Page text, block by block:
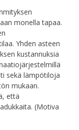
monella tapaa.
Yhden asteen
kustannuksia
sekä lämpötiloja
mukaan.
että
(Motiva